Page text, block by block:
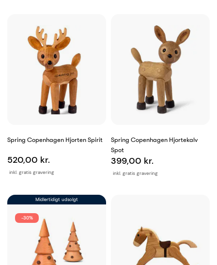
Spring Copenhagen Hjorten Spirit
inkl. gratis gravering
520,00 kr.
Spring Copenhagen Hjortekalv
Spot
inkl. gratis gravering
399,00 kr.
Midlertidigt udsolgt
-30%